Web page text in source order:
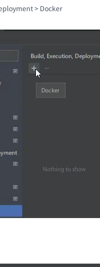
> Docker